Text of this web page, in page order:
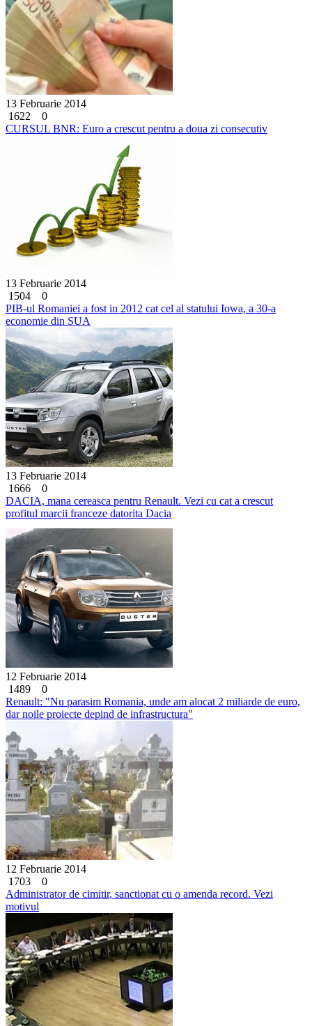
13 Februarie 2014
1622
0
CURSUL BNR: Euro a crescut pentru a doua zi consecutiv
13 Februarie 2014
1504
0
PIB-ul Romaniei a fost in 2012 cat cel al statului Iowa, a 30-a
economie din SUA
13 Februarie 2014
1666
0
DACIA, mana cereasca pentru Renault. Vezi cu cat a crescut
profitul marcii franceze datorita Dacia
12 Februarie 2014
1489
0
Renault: "Nu parasim Romania, unde am alocat 2 miliarde de euro,
dar noile proiecte depind de infrastructura"
12 Februarie 2014
1703
0
Administrator de cimitir, sanctionat cu o amenda record. Vezi
motivul